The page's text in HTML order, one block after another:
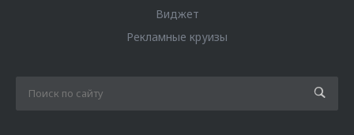
Виджет
Рекламные круизы